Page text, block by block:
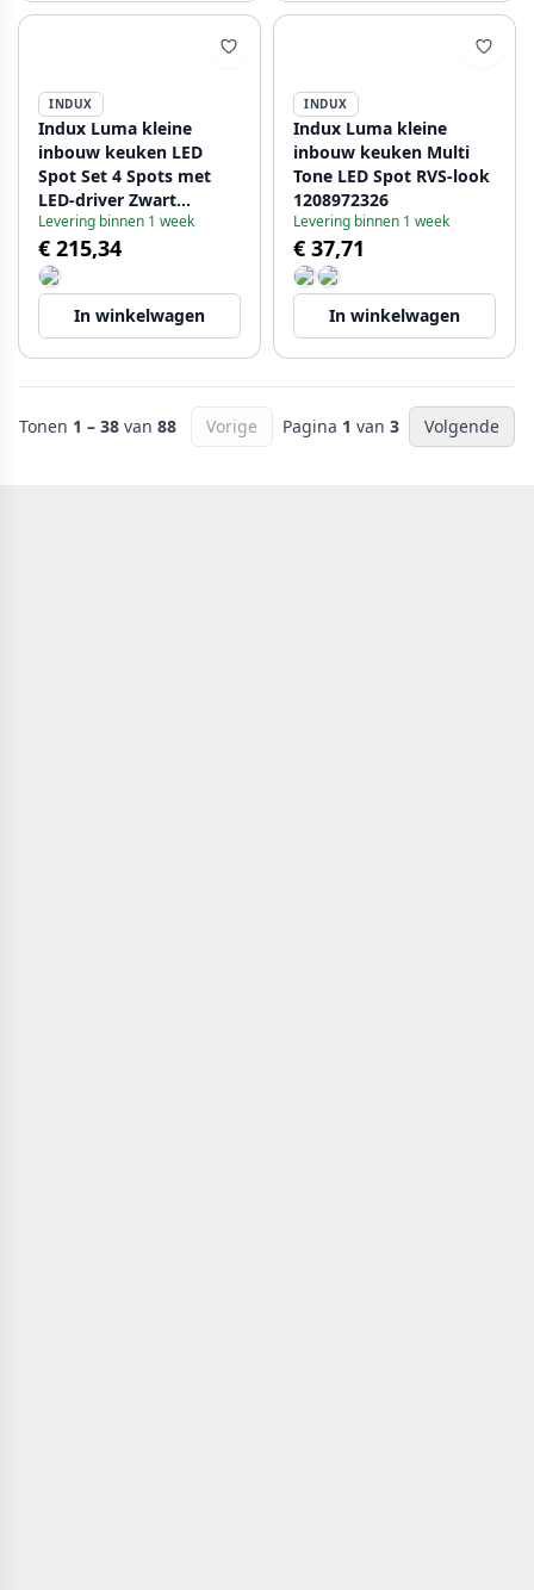
INDUX
Indux Luma kleine
inbouw keuken LED
Spot Set 4 Spots met
LED-driver Zwart
1208972325
Levering binnen 1 week
€ 215,34
In winkelwagen
INDUX
Indux Luma kleine
inbouw keuken Multi
Tone LED Spot RVS-look
1208972326
Levering binnen 1 week
€ 37,71
In winkelwagen
Tonen 1 – 38 van 88 Vorige Pagina 1 van 3 Volgende